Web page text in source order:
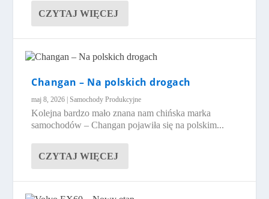
CZYTAJ WIĘCEJ
Changan – Na polskich drogach
maj 8, 2026 |Samochody Produkcyjne
Kolejna bardzo mało znana nam chińska marka
samochodów – Changan pojawiła się na polskim...
CZYTAJ WIĘCEJ